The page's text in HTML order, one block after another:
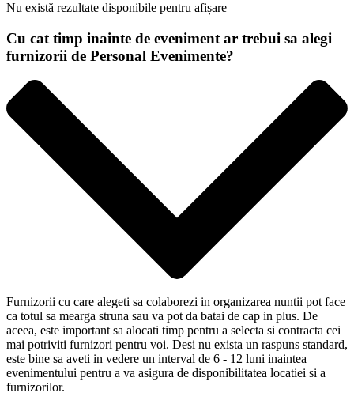
Nu există rezultate disponibile pentru afișare
Cu cat timp inainte de eveniment ar trebui sa alegi
furnizorii de Personal Evenimente?
Furnizorii cu care alegeti sa colaborezi in organizarea nuntii pot face
ca totul sa mearga struna sau va pot da batai de cap in plus. De
aceea, este important sa alocati timp pentru a selecta si contracta cei
mai potriviti furnizori pentru voi. Desi nu exista un raspuns standard,
este bine sa aveti in vedere un interval de 6 - 12 luni inaintea
evenimentului pentru a va asigura de disponibilitatea locatiei si a
furnizorilor.